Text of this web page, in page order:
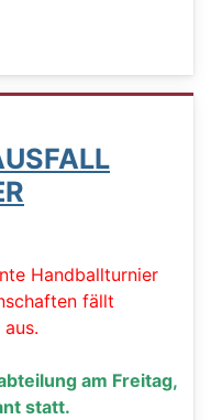
Handballturnier
fällt
am Freitag,
statt.